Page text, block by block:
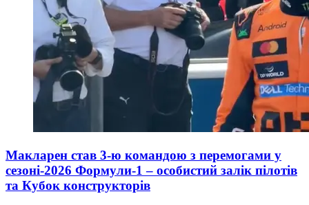
Макларен став 3-ю командою з перемогами у
сезоні-2026 Формули-1 – особистий залік пілотів
та Кубок конструкторів